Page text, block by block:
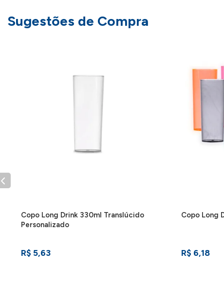
Sugestões de Compra
Copo Long Drink 330ml Translúcido
Personalizado
R$ 5,63
Copo Long
R$ 6,18